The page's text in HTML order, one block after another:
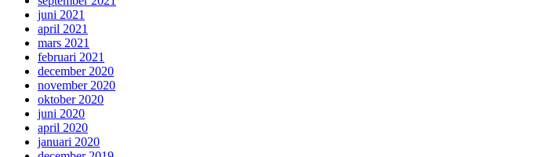
juni 2021
april 2021
mars 2021
februari 2021
december 2020
november 2020
oktober 2020
juni 2020
april 2020
januari 2020